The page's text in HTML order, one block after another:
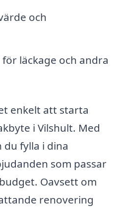
och
läckage och andra
enkelt att starta
i Vilshult. Med
du fylla i dina
som passar
Oavsett om
renovering